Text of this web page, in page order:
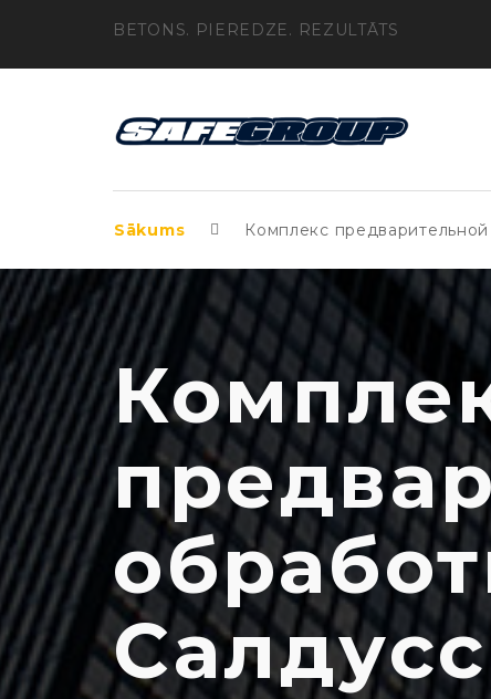
BETONS. PIEREDZE. REZULTĀTS
Sākums Комплекс